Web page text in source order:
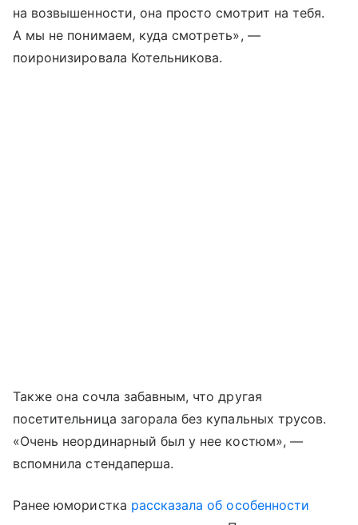
на возвышенности, она просто смотрит на тебя.
А мы не понимаем, куда смотреть», —
поиронизировала Котельникова.
Также она сочла забавным, что другая
посетительница загорала без купальных трусов.
«Очень неординарный был у нее костюм», —
вспомнила стендаперша.
Ранее юмористка рассказала об особенности